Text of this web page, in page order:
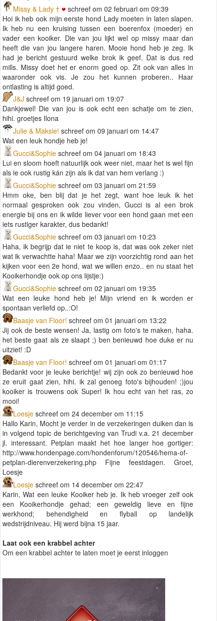
Missy & Lady †
schreef om 02 februari om 09:39
Hoi ik heb ook mijn eerste hond Lady moeten in laten slapen.
Ik heb nu een kruising tussen een boerenfox (moeder) en
vader een kooiker. Die van jou lijkt wel op missy maar dan
heeft die van jou langere haren. Mooie hond heb je zeg. Ik
had je bericht gestuurd welke brok ik geef. Dat is dus red
mills. Missy doet het er enorm goed op. Zit ook van alles in
waaronder ook vis. Je zou het kunnen proberen.. Haar
ontlasting is altijd goed.
J&J schreef om 19 januari om 19:07
Dankjewel! Die van jou is ook echt een schatje om te zien,
hihi. groetjes Ilona
Julie & Maksie! schreef om 09 januari om 14:47
Wat een leuk hondje heb je!
Gucci&Sophie schreef om 04 januari om 18:43
Lui en sloom hoeft natuurlijk ook weer niet, maar het is wel fijn
als ie ook rustig kán zijn als ik dat van hem verlang :)
Gucci&Sophie schreef om 03 januari om 21:59
Hmm oke, ben blij dat je het zegt, want hoe leuk ik het
normaal gesproken ook zou vinden, Gucci is al een brok
energie bij ons en ik wilde liever voor een hond gaan met een
iets rustiger karakter, dus bedankt!
Gucci&Sophie schreef om 03 januari om 10:23
Haha, ik begrijp dat ie niet te koop is, dat was ook zeker niet
wat ik verwachtte haha! Maar we zijn voorzichtig rond aan het
kijken voor een 2e hond, wat we willen enzo.. en nu staat het
Kooikerhondje ook op ons lijstje:)
Gucci&Sophie schreef om 02 januari om 19:35
Wat een leuke hond heb je! Mijn vriend en ik worden er
spontaan verliefd op..:O!
Baasje van Floor! schreef om 01 januari om 13:22
Jij ook de beste wensen! Ja, lastig om foto's te maken, haha.
het beste gaat als ze slaapt ;) ben benieuwd hoe duke er nu
uitziet! :D
Baasje van Floor! schreef om 01 januari om 01:17
Bedankt voor je leuke berichtje! wij zijn ook zo benieuwd hoe
ze eruit gaat zien, hihi. ik zal genoeg foto's bijhouden! ;)jou
kooiker is trouwens ook Super! Ik hou echt van het ras, zo
mooi!
Loesje schreef om 24 december om 11:15
Hallo Karin, Mocht je verder in de verzekeringen duiken dan is
in volgend topic de berichtgeving van Trudi v.a. 21 december
jl. interessant. Petplan maakt het hoe langer hoe gortiger:
http://www.hondenpage.com/hondenforum/120546/hema-of-
petplan-dierenverzekering.php Fijne feestdagen. Groet,
Loesje
Loesje schreef om 14 december om 22:47
Karin, Wat een leuke Kooiker heb je. Ik heb vroeger zelf ook
een Kooikerhondje gehad; een geweldig lieve en fijne
werkhond; behendigheid en flyball op landelijk
wedstrijdniveau. Hij werd bijna 15 jaar.
Laat ook een krabbel achter
Om een krabbel achter te laten moet je eerst inloggen